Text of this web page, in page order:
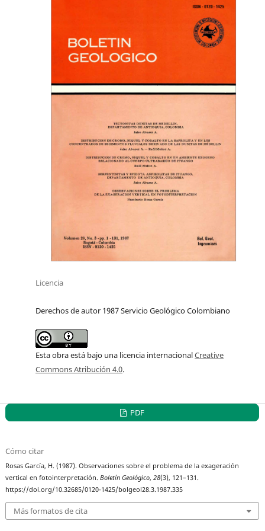
Licencia
Derechos de autor 1987 Servicio Geológico Colombiano
Esta obra está bajo una licencia internacionalCreative
Commons Atribución 4.0.
PDF
Cómo citar
Rosas García, H. (1987). Observaciones sobre el problema de la exageración
vertical en fotointerpretación.Boletín Geológico,28(3), 121–131.
https://doi.org/10.32685/0120-1425/bolgeol28.3.1987.335
Más formatos de cita